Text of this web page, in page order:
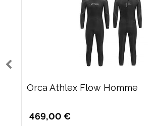
Orca Athlex Flow Homme
469,00 €